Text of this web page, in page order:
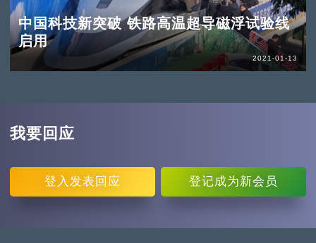
中国科技新突破 铁路高温超导磁浮试验线
启用
2021-01-13
我要回应
登入 发表回应 登记成为新会员